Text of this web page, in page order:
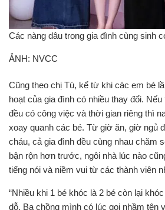
Các nàng dâu trong gia đình cùng sinh
ẢNH: NVCC
Cũng theo chị Tú, kể từ khi các em bé
hoạt của gia đình có nhiều thay đổi.
đều có công việc và thời gian riêng thì
xoay quanh các bé. Từ giờ ăn, giờ ngủ
cháu, cả gia đình đều cùng nhau chăm
bận rộn hơn trước, ngôi nhà lúc nào
tiếng nói và niềm vui từ các thành viên
“Nhiều khi 1 bé khóc là 2 bé còn lại
dỗ. Ba chồng mình có lúc gọi nhầm tên